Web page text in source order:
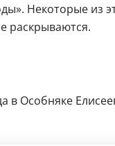
Некоторые из
раскрываются.
Особняке